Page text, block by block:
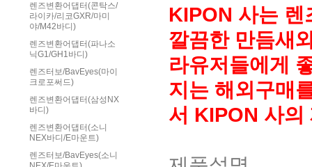
렌즈변환어댑터(콘탁스/
라이카/리코GXR/마미
야/M42바디)
렌즈변환어댑터(파나소
닉G1/GH1바디)
렌즈터보/BavEyes(마이
크로포써드)
렌즈변환어댑터(삼성NX
바디)
렌즈변환어댑터(소니
NEX바디/E마운트)
렌즈터보/BavEyes(소니
KIPON 사는
깔끔한 만듬새
라유저들에게
지는 해외구매
서 KIPON 사의